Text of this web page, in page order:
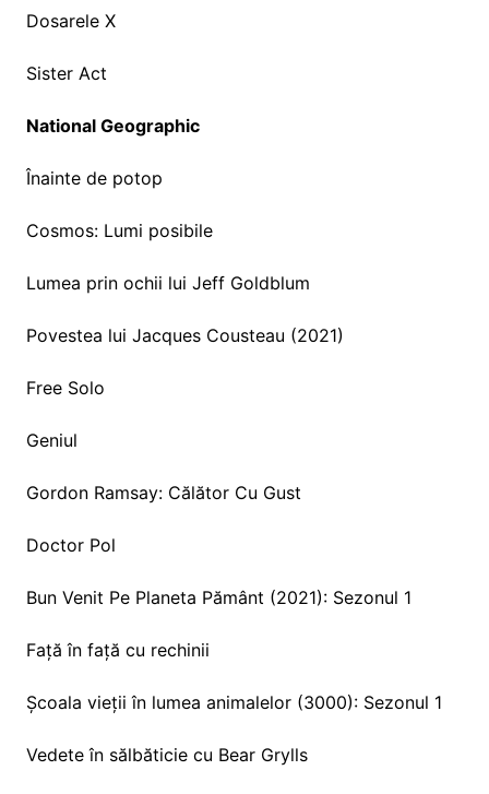
Dosarele X
Sister Act
National Geographic
Înainte de potop
Cosmos: Lumi posibile
Lumea prin ochii lui Jeff Goldblum
Povestea lui Jacques Cousteau (2021)
Free Solo
Geniul
Gordon Ramsay: Călător Cu Gust
Doctor Pol
Bun Venit Pe Planeta Pământ (2021): Sezonul 1
Față în față cu rechinii
Școala vieții în lumea animalelor (3000): Sezonul 1
Vedete în sălbăticie cu Bear Grylls